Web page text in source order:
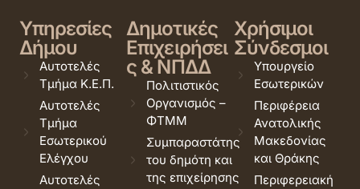
Υπηρεσίες
Δήμου
Αυτοτελές
Τμήμα Κ.Ε.Π.
Αυτοτελές
Τμήμα
Εσωτερικού
Ελέγχου
Αυτοτελές
Δημοτικές
Επιχειρήσει
ς & ΝΠΔΔ
Πολιτιστικός
Οργανισμός –
ΦΤΜΜ
Συμπαραστάτης
του δημότη και
της επιχείρησης
Χρήσιμοι
Σύνδεσμοι
Υπουργείο
Εσωτερικών
Περιφέρεια
Ανατολικής
Μακεδονίας
και Θράκης
Περιφερειακή